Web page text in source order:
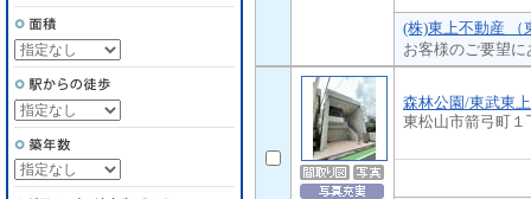
(株)東上不動産 （
お客様のご要望
森林公園/東武東
東松山市箭弓町１